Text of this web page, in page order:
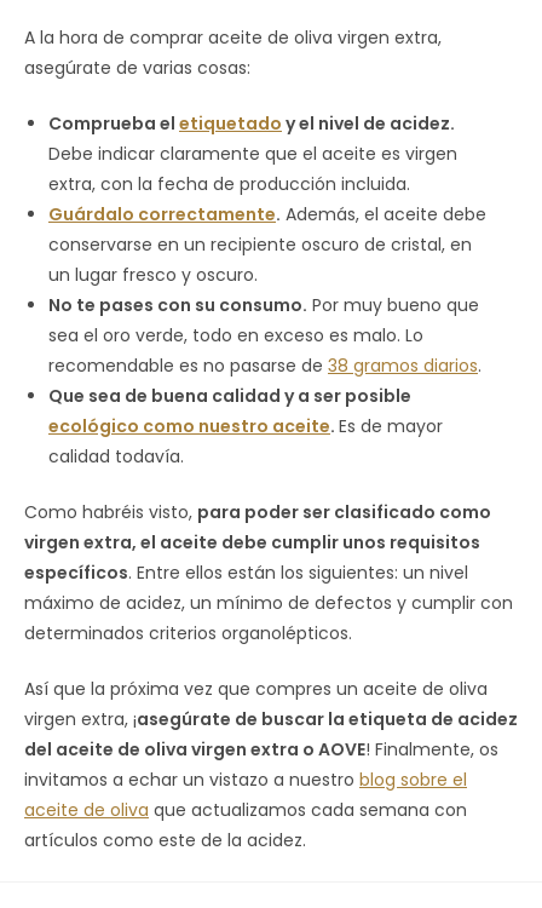
A la hora de comprar aceite de oliva virgen extra,
asegúrate de varias cosas:
Comprueba el etiquetado y el nivel de acidez.
Debe indicar claramente que el aceite es virgen
extra, con la fecha de producción incluida.
Guárdalo correctamente. Además, el aceite debe
conservarse en un recipiente oscuro de cristal, en
un lugar fresco y oscuro.
No te pases con su consumo. Por muy bueno que
sea el oro verde, todo en exceso es malo. Lo
recomendable es no pasarse de 38 gramos diarios.
Que sea de buena calidad y a ser posible
ecológico como nuestro aceite. Es de mayor
calidad todavía.
Como habréis visto, para poder ser clasificado como
virgen extra, el aceite debe cumplir unos requisitos
específicos. Entre ellos están los siguientes: un nivel
máximo de acidez, un mínimo de defectos y cumplir con
determinados criterios organolépticos.
Así que la próxima vez que compres un aceite de oliva
virgen extra, ¡asegúrate de buscar la etiqueta de acidez
del aceite de oliva virgen extra o AOVE! Finalmente, os
invitamos a echar un vistazo a nuestro blog sobre el
aceite de oliva que actualizamos cada semana con
artículos como este de la acidez.